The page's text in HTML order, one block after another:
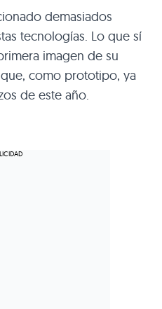
demasiados
tecnologías. Lo que sí
imagen de su
como prototipo, ya
de este año.